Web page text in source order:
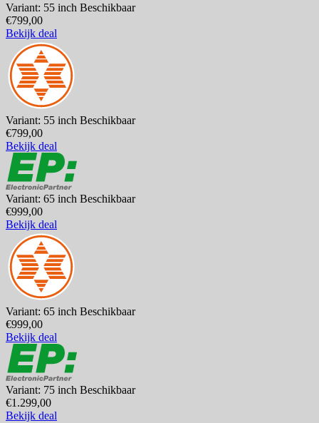
Variant: 55 inch Beschikbaar
€799,00
Bekijk deal
Variant: 55 inch Beschikbaar
€799,00
Bekijk deal
Variant: 65 inch Beschikbaar
€999,00
Bekijk deal
Variant: 65 inch Beschikbaar
€999,00
Bekijk deal
Variant: 75 inch Beschikbaar
€1.299,00
Bekijk deal